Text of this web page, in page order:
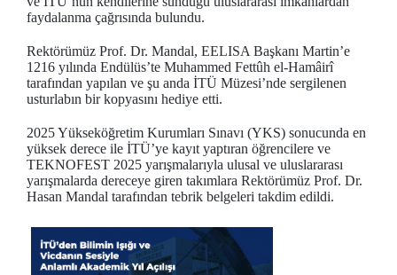
faydalanma çağrısında bulundu.
Rektörümüz Prof. Dr. Mandal, EELISA Başkanı Martin’e
1216 yılında Endülüs’te Muhammed Fettûh el-Hamâirî
tarafından yapılan ve şu anda İTÜ Müzesi’nde sergilenen
usturlabın bir kopyasını hediye etti.
2025 Yükseköğretim Kurumları Sınavı (YKS) sonucunda en
yüksek derece ile İTÜ’ye kayıt yaptıran öğrencilere ve
TEKNOFEST 2025 yarışmalarıyla ulusal ve uluslararası
yarışmalarda dereceye giren takımlara Rektörümüz Prof. Dr.
Hasan Mandal tarafından tebrik belgeleri takdim edildi.